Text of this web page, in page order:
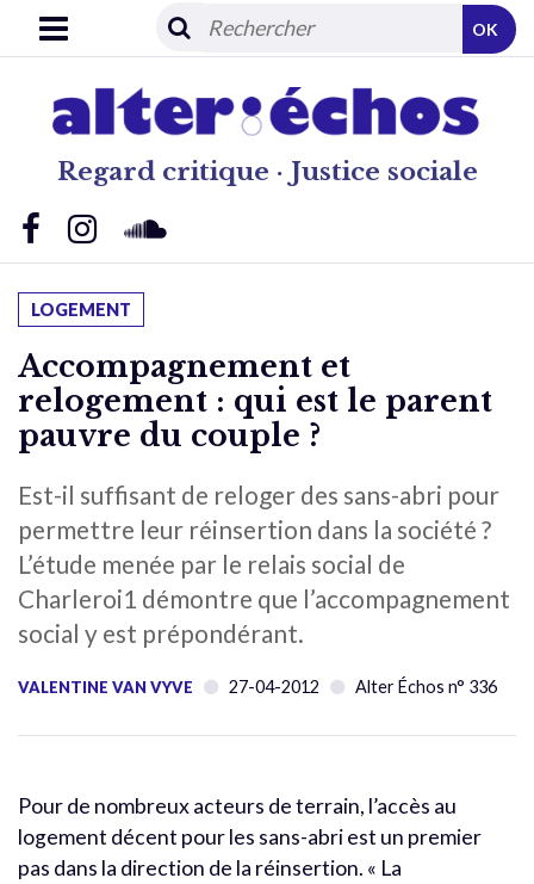
Regard critique · Justice sociale
OK
LOGEMENT
Accompagnement et
relogement : qui est le parent
pauvre du couple ?
Est-il suffisant de reloger des sans-abri pour
permettre leur réinsertion dans la société ?
L’étude menée par le relais social de
Charleroi1 démontre que l’accompagnement
social y est prépondérant.
VALENTINE VAN VYVE 27-04-2012 Alter Échos n° 336
Pour de nombreux acteurs de terrain, l’accès au
logement décent pour les sans-abri est un premier
pas dans la direction de la réinsertion. « La